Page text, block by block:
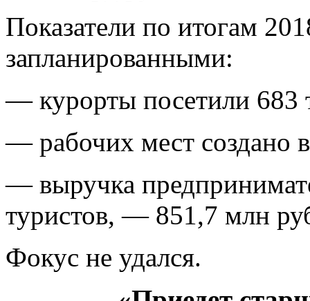
Показатели по итогам
запланированными:
— курорты посетили 683
— рабочих мест создано
— выручка
туристов, — 851,7 млн
Фокус не удался.